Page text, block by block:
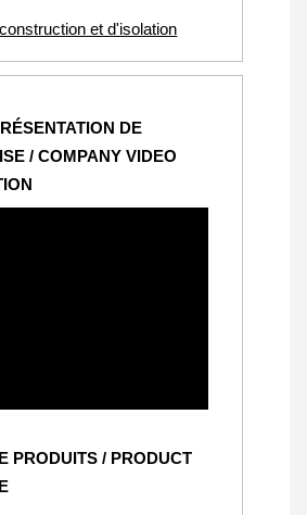
et d'isolation
DE
/ COMPANY VIDEO
PRODUITS / PRODUCT